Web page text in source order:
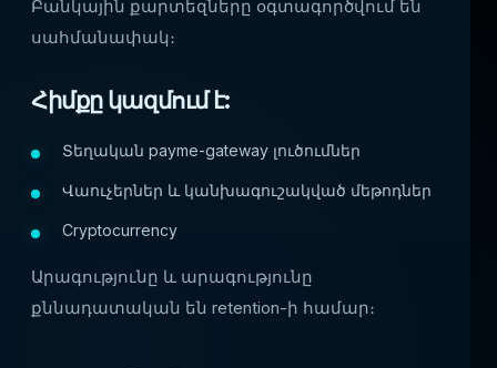
Բանկային քարտեզները օգտագործվում են
սահմանափակ։
Հիմքը կազմում է:
Տեղական payme-gateway լուծումներ
Վաուչերներ և կանխագուշակված մեթոդներ
Cryptocurrency
Արագությունը և արագությունը
քննադատական են retention-ի համար։